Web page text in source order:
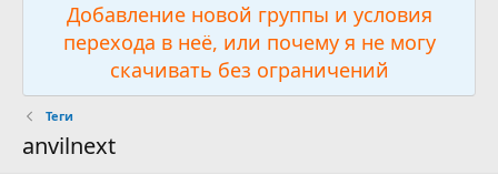
Добавление новой группы и условия
перехода в неё, или почему я не могу
скачивать без ограничений
Теги
anvilnext